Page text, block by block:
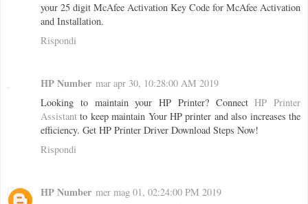
your 25 digit McAfee Activation Key Code for McAfee Activation
and Installation.
Rispondi
HP Number mar apr 30, 10:28:00 AM 2019
Looking to maintain your HP Printer? ConnectHP Printer
Assistant to keep maintain Your HP printer and also increases the
efficiency. Get HP Printer Driver Download Steps Now!
Rispondi
HP Number mer mag 01, 02:24:00 PM 2019